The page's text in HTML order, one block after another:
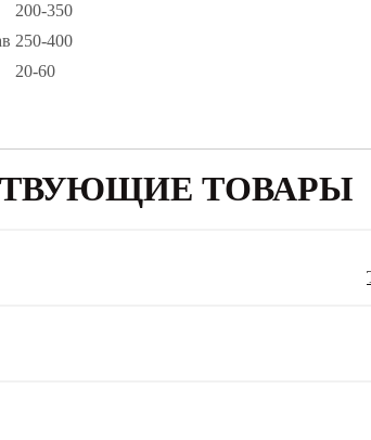
200-350
250-400
20-60
ТОВАРЫ